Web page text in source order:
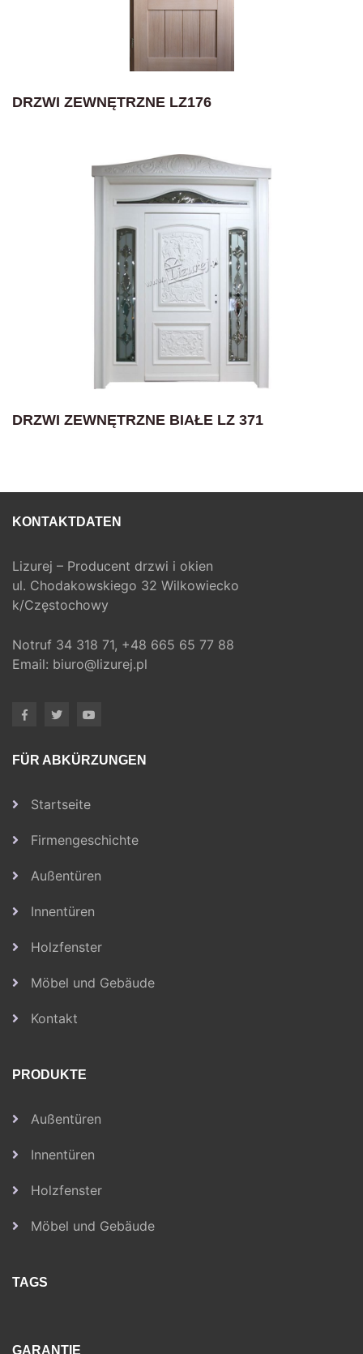
DRZWI ZEWNĘTRZNE LZ176
DRZWI ZEWNĘTRZNE BIAŁE LZ 371
KONTAKTDATEN
Lizurej – Producent drzwi i okien
ul. Chodakowskiego 32 Wilkowiecko
k/Częstochowy
Notruf 34 318 71, +48 665 65 77 88
Email: biuro@lizurej.pl
FÜR ABKÜRZUNGEN
Startseite
Firmengeschichte
Außentüren
Innentüren
Holzfenster
Möbel und Gebäude
Kontakt
PRODUKTE
Außentüren
Innentüren
Holzfenster
Möbel und Gebäude
TAGS
GARANTIE